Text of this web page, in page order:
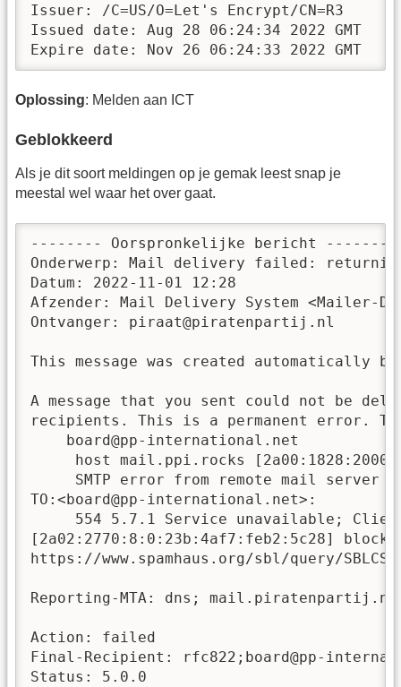
Issuer: /C=US/O=Let's Encrypt/CN=R3
Issued date: Aug 28 06:24:34 2022 GMT
Expire date: Nov 26 06:24:33 2022 GMT
Oplossing: Melden aan ICT
Geblokkeerd
Als je dit soort meldingen op je gemak leest snap je
meestal wel waar het over gaat.
-------- Oorspronkelijke bericht --------
Onderwerp: Mail delivery failed: returning
Datum: 2022-11-01 12:28
Afzender: Mail Delivery System <Mailer-
Ontvanger: piraat@piratenpartij.nl
This message was created automatically
A message that you sent could not be
recipients. This is a permanent error.
    board@pp-international.net
host mail.ppi.rocks
SMTP error from remote mail server
TO:<board@pp-international.net>:
554 5.7.1 Service unavailable;
[2a02:2770:8:0:23b:4af7:feb2:5c28]
https://www.spamhaus.org/sbl/query/SBLCSS
Reporting-MTA: dns; mail.piratenpartij.nl
Action: failed
Final-Recipient: rfc822;board@pp-
Status: 5.0.0